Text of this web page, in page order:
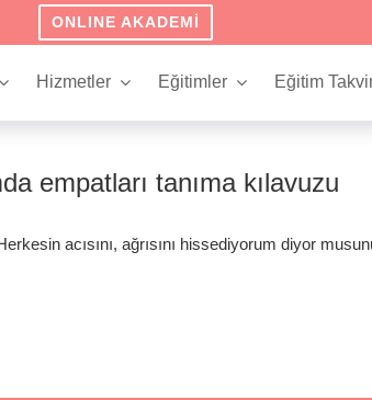
ONLINE AKADEMI
Hizmetler Eğitimler Eğitim
empatları tanıma kılavuzu
acısını, ağrısını hissediyorum diyor